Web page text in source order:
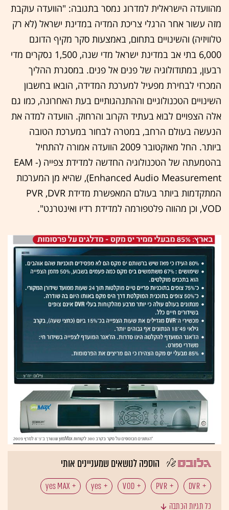
מהוועדה הישראלית למדרוג נמסר בתגובה: "הוועדה עוקבת
מזה עשור אחר הרגלי צריכת המדיה במדינת ישראל (לא רק
טלוויזיה) והשינויים בתחום, באמצעות סקר מקיף הדוגם
6,000 בתי אב במדינת ישראל מדי שנה, 1,500 נסקרים מדי
רבעון, במתודולוגיה של פנים אל פנים. במסגרת ההליך
המכרזי לבחירת מפעיל למערכת המדידה, הובאו בחשבון
השינויים הטכנולוגיים וההתנהגותיים בעת האחרונה, כמו גם
אלה הצפויים לבוא בעתיד הקרוב והרחוק. הוועדה למדה את
הנעשה בעולם הרחב, במטרה לבחור במערכת הטובה
ביותר. החל מאוקטובר 2009 הוועדה אמורה להתחיל
בהטמעתה של הטכנולוגיה החדשה למדידת צפייה (EAM -
Enhanced Audio Measurement), שהיא מן המערכות
המתקדמות ביותר בעולם המאפשרת מדידת PVR ,DVR
,VOD וכן מהווה פלטפורמה למדידת רדיו ואינטרנט".
הוספה לנושאים שמעניינים אותי
DVR
PVR
VOD
yes
yes MAX
כל תגיות הכתבה